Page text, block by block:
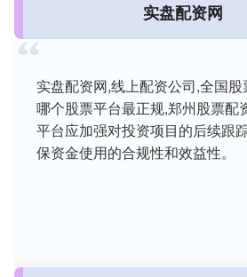
实盘配资网
实盘配资网,线上配资公司,全国
哪个股票平台最正规,郑州股票配
平台应加强对投资项目的后续跟
保资金使用的合规性和效益性。